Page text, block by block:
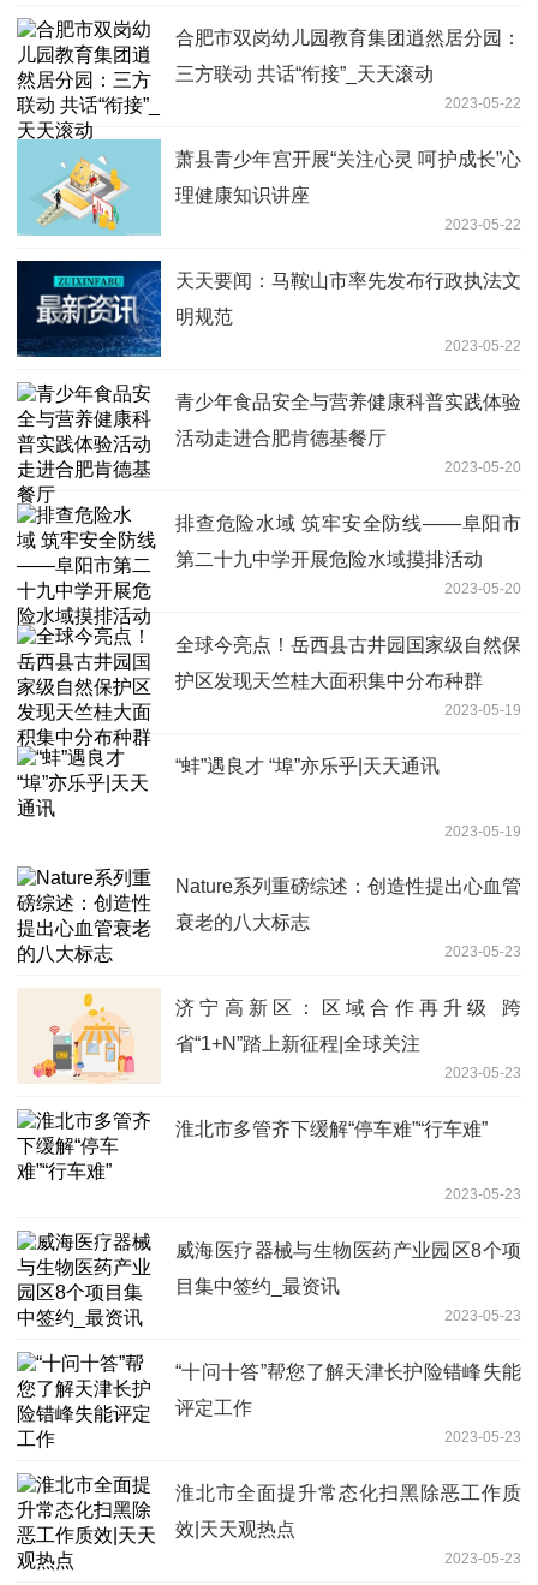
合肥市双岗幼儿园教育集团逍然居分园：
三方联动 共话“衔接”_天天滚动
2023-05-22
萧县青少年宫开展“关注心灵 呵护成长”心
理健康知识讲座
2023-05-22
天天要闻：马鞍山市率先发布行政执法文
明规范
2023-05-22
青少年食品安全与营养健康科普实践体验
活动走进合肥肯德基餐厅
2023-05-20
排查危险水域 筑牢安全防线——阜阳市
第二十九中学开展危险水域摸排活动
2023-05-20
全球今亮点！岳西县古井园国家级自然保
护区发现天竺桂大面积集中分布种群
2023-05-19
“蚌”遇良才 “埠”亦乐乎|天天通讯
2023-05-19
Nature系列重磅综述：创造性提出心血管
衰老的八大标志
2023-05-23
济宁高新区：区域合作再升级 跨
省“1+N”踏上新征程|全球关注
2023-05-23
淮北市多管齐下缓解“停车难”“行车难”
2023-05-23
威海医疗器械与生物医药产业园区8个项
目集中签约_最资讯
2023-05-23
“十问十答”帮您了解天津长护险错峰失能
评定工作
2023-05-23
淮北市全面提升常态化扫黑除恶工作质
效|天天观热点
2023-05-23